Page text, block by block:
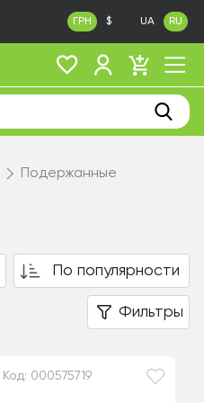
ГРН $ UA RU
Подержанные
По популярности
Фильтры
Код: 000575719